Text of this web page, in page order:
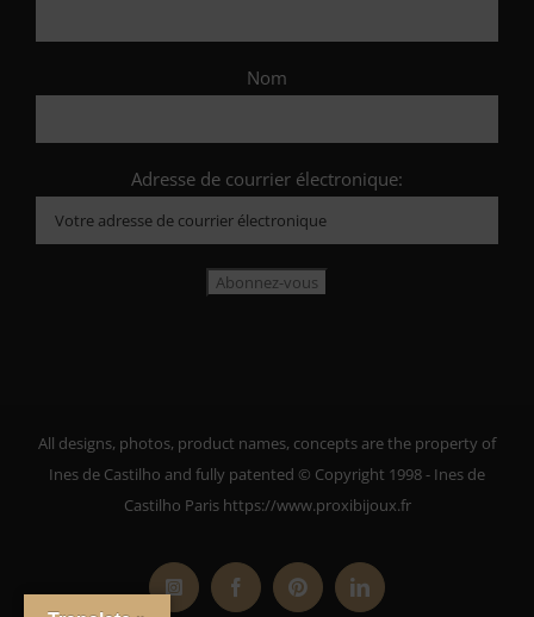
Nom
Adresse de courrier électronique:
All designs, photos, product names, concepts are the property of
Ines de Castilho and fully patented © Copyright 1998 - Ines de
Castilho Paris https://www.proxibijoux.fr
InstagramFacebookPinterestLinkedIn